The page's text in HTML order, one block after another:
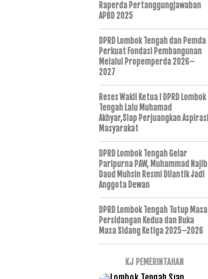
Raperda Pertanggungjawaban
APBD 2025
DPRD Lombok Tengah dan Pemda
Perkuat Fondasi Pembangunan
Melalui Propemperda 2026–
2027
Reses Wakil Ketua I DPRD Lombok
Tengah Lalu Muhamad
Akhyar,Siap Perjuangkan Aspirasi
Masyarakat
DPRD Lombok Tengah Gelar
Paripurna PAW, Muhammad Najib
Daud Muhsin Resmi Dilantik Jadi
Anggota Dewan
DPRD Lombok Tengah Tutup Masa
Persidangan Kedua dan Buka
Masa Sidang Ketiga 2025–2026
KJ PEMERINTAHAN